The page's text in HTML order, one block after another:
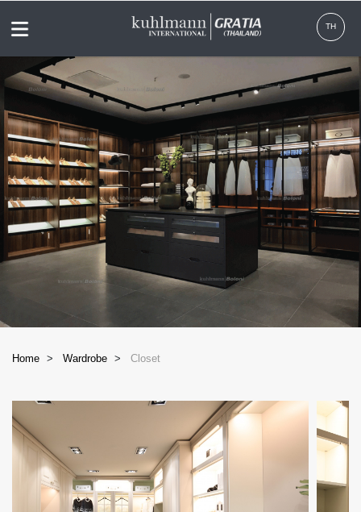
TH
Home Wardrobe Closet